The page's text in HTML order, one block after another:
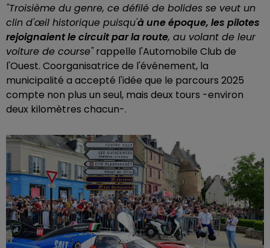
"Troisième du genre, ce défilé de bolides se veut un
clin d'œil historique puisqu'à une époque, les pilotes
rejoignaient le circuit par la route, au volant de leur
voiture de course"rappelle l'Automobile Club de
l'Ouest. Coorganisatrice de l'événement, la
municipalité a accepté l'idée que le parcours 2025
compte non plus un seul, mais deux tours -environ
deux kilomètres chacun-.